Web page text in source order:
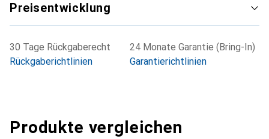
ganz konkret rechnen.
Preisentwicklung
30 Tage Rückgaberecht
Rückgaberichtlinien
24 Monate Garantie (Bring-In)
Garantierichtlinien
Produkte vergleichen